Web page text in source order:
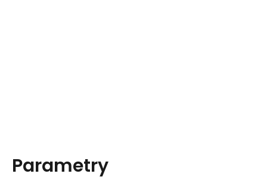
Parametry